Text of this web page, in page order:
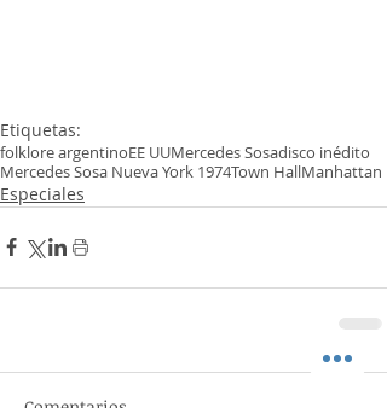
Etiquetas:
folklore argentinoEE UUMercedes Sosadisco inédito
Mercedes Sosa Nueva York 1974Town HallManhattan
Especiales
Comentarios